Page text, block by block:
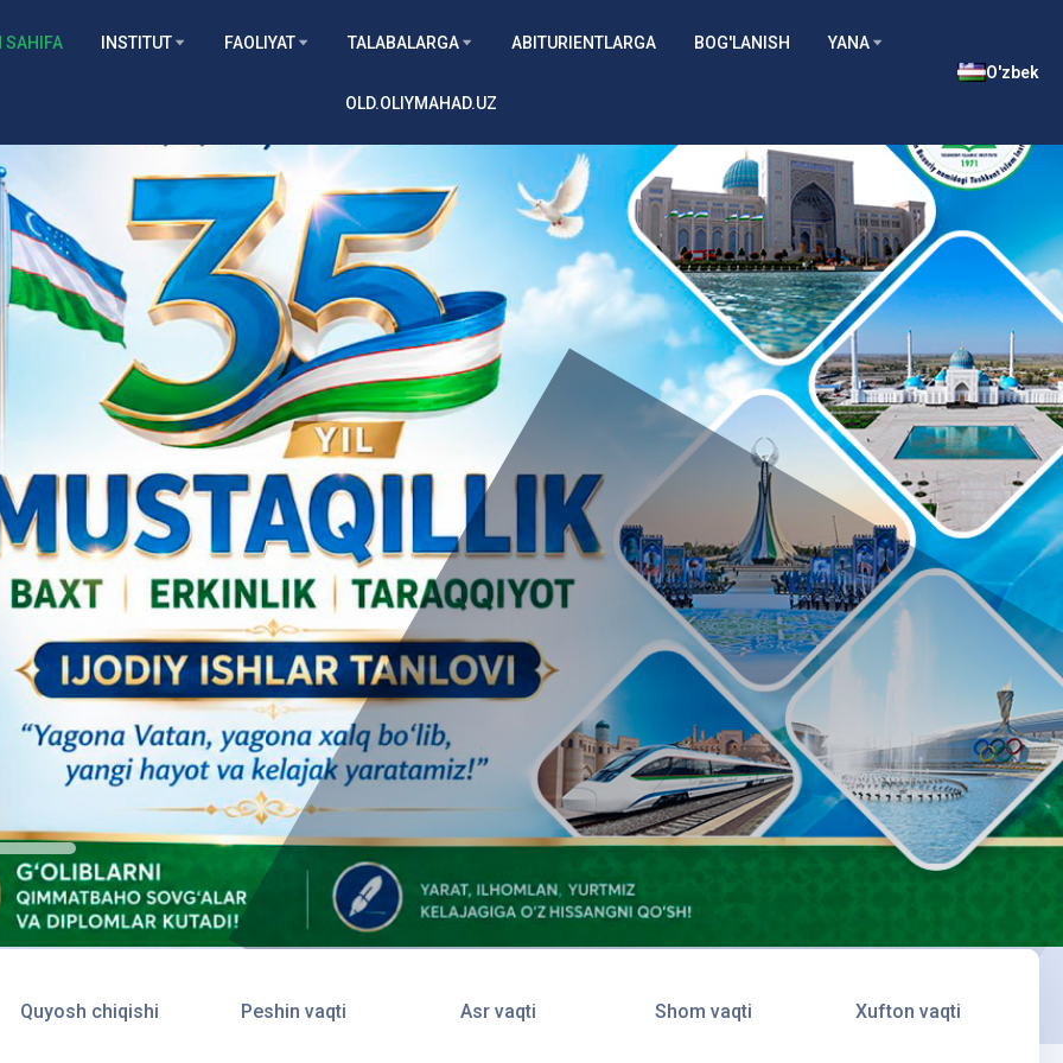
SAHIFA INSTITUT FAOLIYAT TALABALARGA ABITURIENTLARGA BOG'LANISH YANA
OLD.OLIYMAHAD.UZ
O'zbek
Quyosh chiqishi Peshin vaqti Asr vaqti Shom vaqti Xufton vaqti